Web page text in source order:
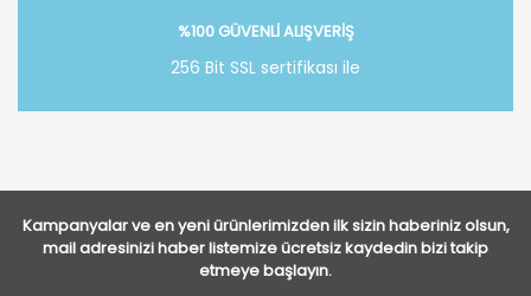
%100 GÜVENLİ ALIŞVERİŞ
256 Bit SSL sertifikası ile
Kampanyalar ve en yeni ürünlerimizden ilk sizin haberiniz olsun,
mail adresinizi haber listemize ücretsiz kaydedin bizi takip
etmeye başlayın.